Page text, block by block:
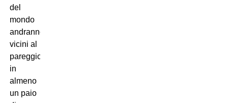
del
mondo
andranno
vicini al
pareggio
in
almeno
un paio